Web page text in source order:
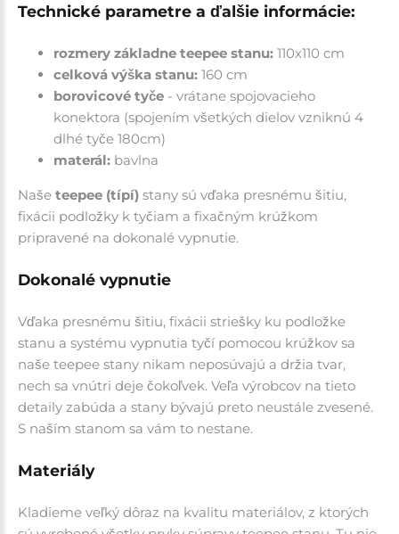
Technické parametre a ďalšie informácie:
rozmery základne teepee stanu: 110x110 cm
celková výška stanu: 160 cm
borovicové tyče - vrátane spojovacieho
konektora (spojením všetkých dielov vzniknú 4
dlhé tyče 180cm)
materál: bavlna
Naše teepee (típí) stany sú vďaka presnému šitiu,
fixácii podložky k tyčiam a fixačným krúžkom
pripravené na dokonalé vypnutie.
Dokonalé vypnutie
Vďaka presnému šitiu, fixácii striešky ku podložke
stanu a systému vypnutia tyčí pomocou krúžkov sa
naše teepee stany nikam neposúvajú a držia tvar,
nech sa vnútri deje čokoľvek. Veľa výrobcov na tieto
detaily zabúda a stany bývajú preto neustále zvesené.
S naším stanom sa vám to nestane.
Materiály
Kladieme veľký dôraz na kvalitu materiálov, z ktorých